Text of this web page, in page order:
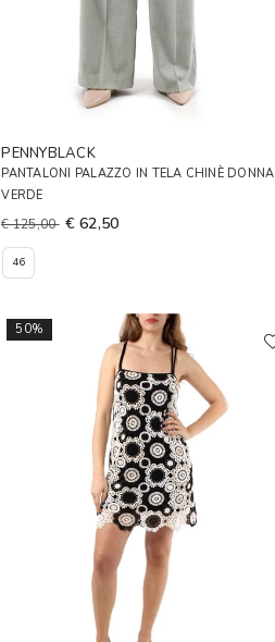
PENNYBLACK
PANTALONI PALAZZO IN TELA CHINÈ DONNA
VERDE
€ 125,00 € 62,50
46
50%